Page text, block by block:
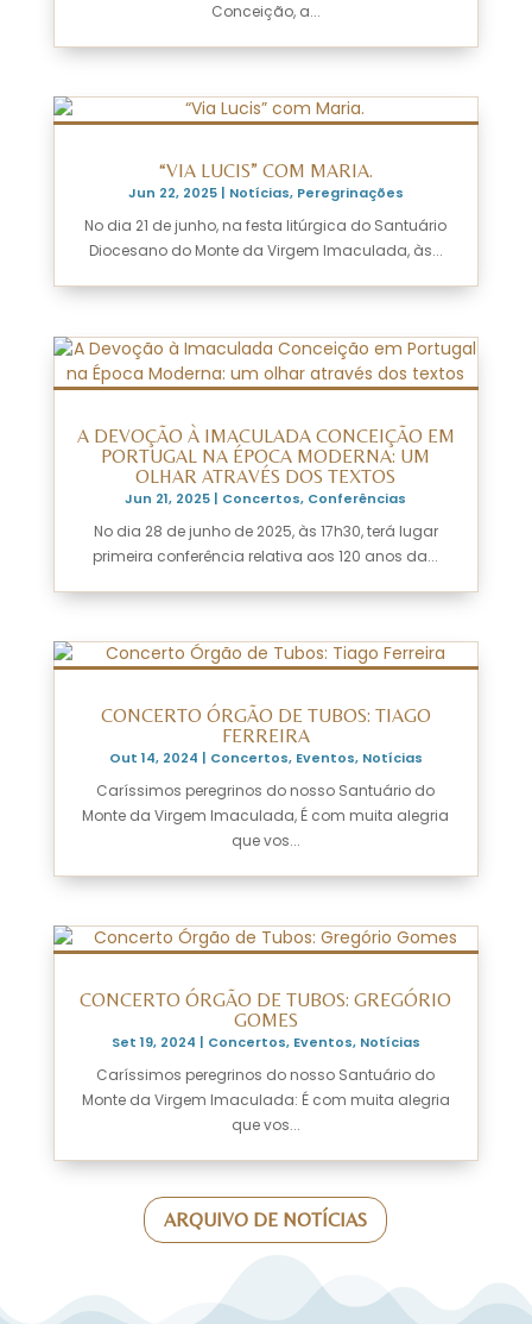
Conceição, a...
“VIA LUCIS” COM MARIA.
Jun 22, 2025| Notícias, Peregrinações
No dia 21 de junho, na festa litúrgica do Santuário
Diocesano do Monte da Virgem Imaculada, às...
A DEVOÇÃO À IMACULADA CONCEIÇÃO EM
PORTUGAL NA ÉPOCA MODERNA: UM
OLHAR ATRAVÉS DOS TEXTOS
Jun 21, 2025 | Concertos, Conferências
No dia 28 de junho de 2025, às 17h30, terá lugar
primeira conferência relativa aos 120 anos da...
CONCERTO ÓRGÃO DE TUBOS: TIAGO
FERREIRA
Out 14, 2024 | Concertos, Eventos, Notícias
Caríssimos peregrinos do nosso Santuário do
Monte da Virgem Imaculada, É com muita alegria
que vos...
CONCERTO ÓRGÃO DE TUBOS: GREGÓRIO
GOMES
Set 19, 2024 | Concertos, Eventos, Notícias
Caríssimos peregrinos do nosso Santuário do
Monte da Virgem Imaculada: É com muita alegria
que vos...
ARQUIVO DE NOTÍCIAS